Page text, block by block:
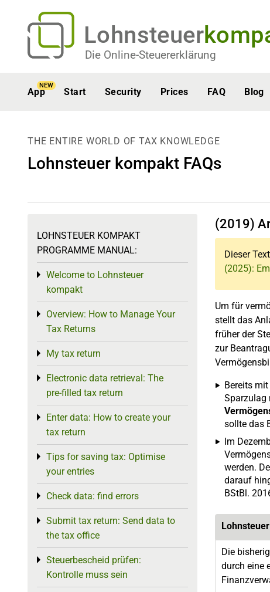
Lohnsteuer
Die Online-Steuererklärung
App
NEW
Start Security Prices FAQ Blog
THE ENTIRE WORLD OF TAX KNOWLEDGE
Lohnsteuer kompakt FAQs
(2019)
Dieser
(2025):
Um für
stellt das
früher der
zur
Bereits
Sparzulag
sollte das
Im
werden.
darauf
BStBl.
Die
durch eine
LOHNSTEUER KOMPAKT
PROGRAMME MANUAL:
Welcome to Lohnsteuer
kompakt
Toggle menu
Overview: How to Manage Your
Tax Returns
Toggle menu
My tax return
Toggle menu
Electronic data retrieval: The
pre-filled tax return
Toggle menu
Enter data: How to create your
tax return
Toggle menu
Tips for saving tax: Optimise
your entries
Toggle menu
Check data: find errors
Toggle menu
Submit tax return: Send data to
the tax office
Toggle menu
Steuerbescheid prüfen:
Kontrolle muss sein
Toggle menu